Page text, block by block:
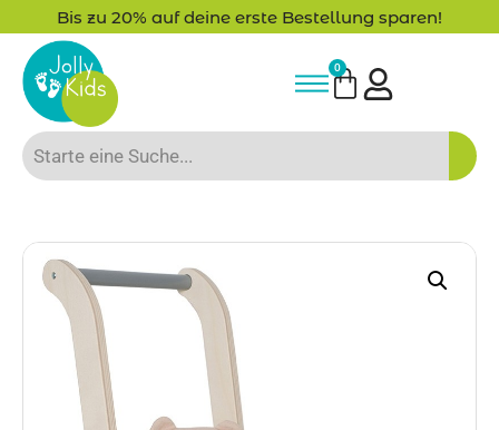
Bis zu 20% auf deine erste Bestellung sparen!
0